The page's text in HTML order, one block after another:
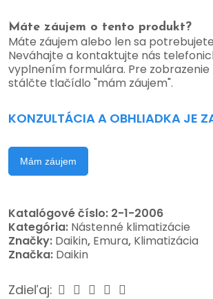
Máte záujem o tento produkt?
Máte záujem alebo len sa
Neváhajte a kontaktujte nás
vyplnením formulára. Pre
stálčte tlačídlo "mám záujem".
KONZULTÁCIA A OBHLIADKA JE
Mám záujem
Katalógové číslo: 2-1-2006
Kategória: Nástenné klimatizácie
Značky: Daikin, Emura, Klimatizácia
Značka: Daikin
Zdieľaj: